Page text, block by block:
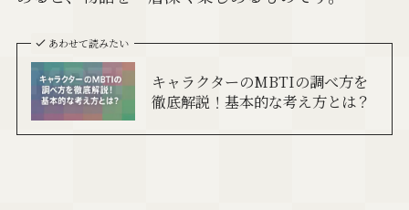
あわせて読みたい
キャラクターのMBTIの調べ方を
徹底解説！基本的な考え方とは？